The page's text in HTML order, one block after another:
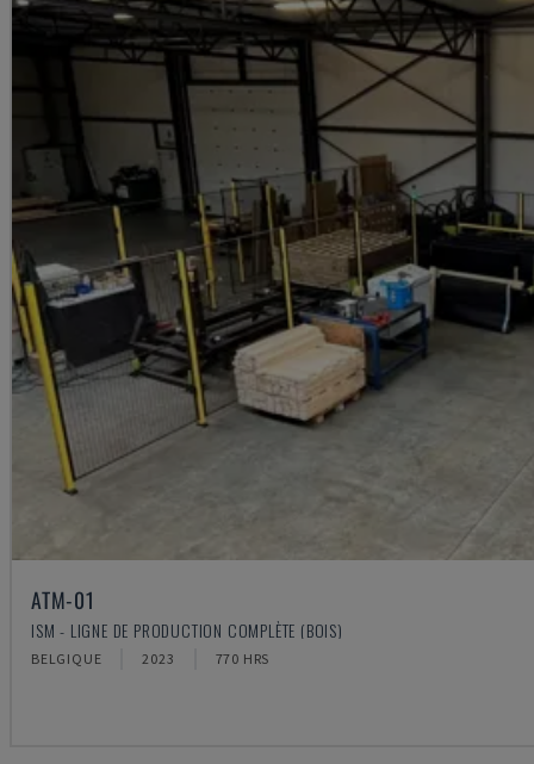
ATM-01
ISM - LIGNE DE PRODUCTION COMPLÈTE (BOIS)
BELGIQUE 2023 770 HRS